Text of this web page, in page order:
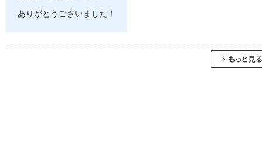
ありがとうございました！